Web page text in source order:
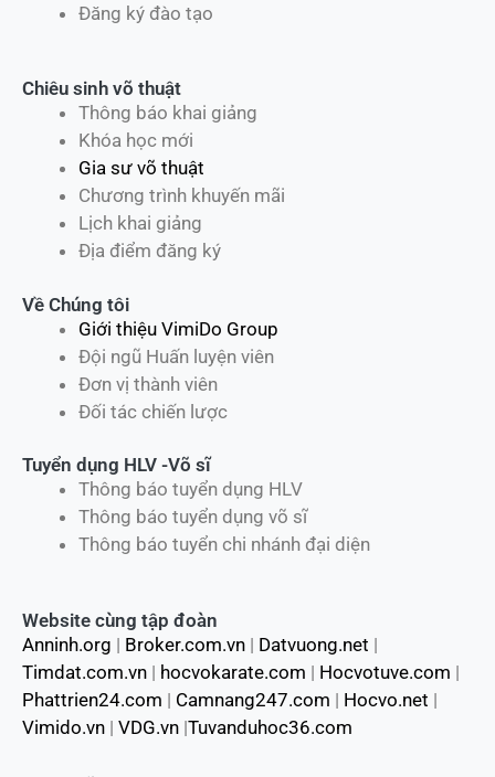
Đăng ký đào tạo
Chiêu sinh võ thuật
Thông báo khai giảng
Khóa học mới
Gia sư võ thuật
Chương trình khuyến mãi
Lịch khai giảng
Địa điểm đăng ký
Về Chúng tôi
Giới thiệu VimiDo Group
Đội ngũ Huấn luyện viên
Đơn vị thành viên
Đối tác chiến lược
Tuyển dụng HLV -Võ sĩ
Thông báo tuyển dụng HLV
Thông báo tuyển dụng võ sĩ
Thông báo tuyển chi nhánh đại diện
Website cùng tập đoàn
Anninh.org | Broker.com.vn | Datvuong.net |
Timdat.com.vn | hocvokarate.com | Hocvotuve.com |
Phattrien24.com | Camnang247.com | Hocvo.net |
Vimido.vn | VDG.vn |Tuvanduhoc36.com